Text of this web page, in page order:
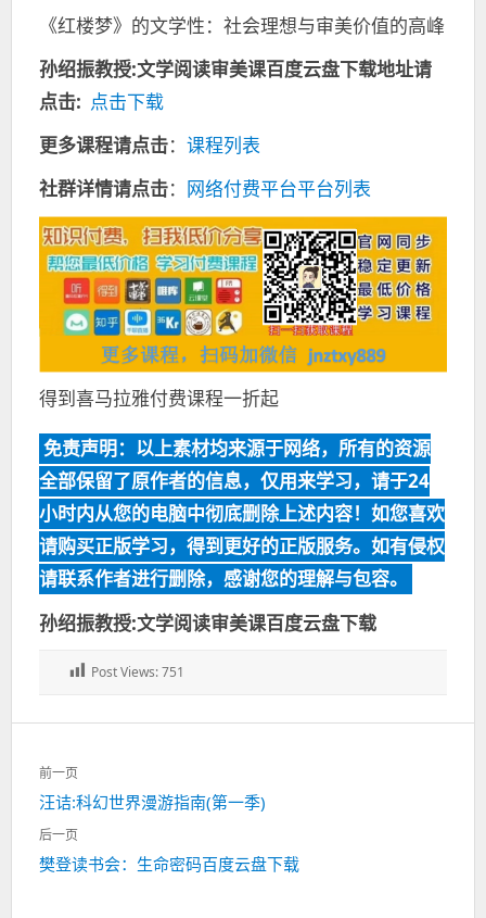
《红楼梦》的文学性：社会理想与审美价值的高峰
孙绍振教授:文学阅读审美课百度云盘下载地址请
点击: 点击下载
更多课程请点击： 课程列表
社群详情请点击： 网络付费平台平台列表
得到喜马拉雅付费课程一折起
免责声明：以上素材均来源于网络，所有的资源
全部保留了原作者的信息，仅用来学习，请于24
小时内从您的电脑中彻底删除上述内容！如您喜欢
请购买正版学习，得到更好的正版服务。如有侵权
请联系作者进行删除，感谢您的理解与包容。
孙绍振教授:文学阅读审美课百度云盘下载
Post Views:751
文
章
导
航
前一页
上
一
汪诘:科幻世界漫游指南(第一季)
后一页
下
樊登读书会：生命密码百度云盘下载